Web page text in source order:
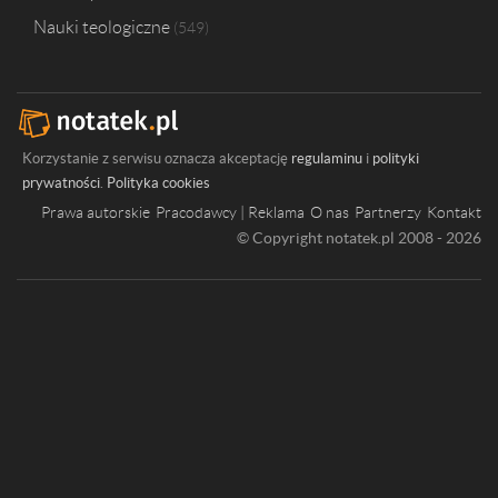
Nauki teologiczne 549
Korzystanie z serwisu oznacza akceptację regulaminu i polityki
prywatności. Polityka cookies
Prawa autorskie Pracodawcy | Reklama O nas Partnerzy Kontakt
© Copyright notatek.pl 2008 - 2026